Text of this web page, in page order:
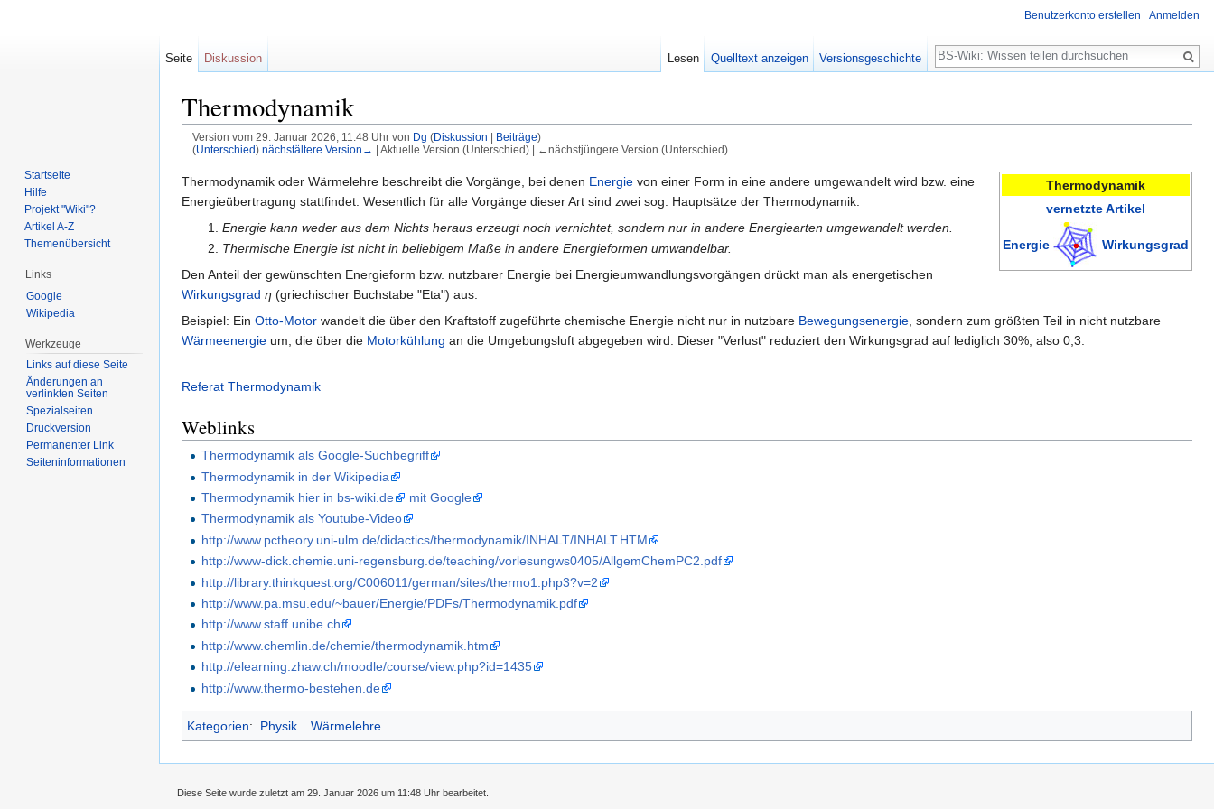
Thermodynamik
Version vom 29. Januar 2026, 11:48 Uhr von Dg (Diskussion Beiträge)
(Unterschied) nächstältere Version→ | Aktuelle Version (Unterschied) | ←nächstjüngere Version (Unterschied)
Thermodynamik
vernetzte Artikel
Energie Wirkungsgrad
Thermodynamik oder Wärmelehre beschreibt die Vorgänge, bei denen Energie von einer Form in eine andere umgewandelt wird bzw. eine
Energieübertragung stattfindet. Wesentlich für alle Vorgänge dieser Art sind zwei sog. Hauptsätze der Thermodynamik:
Energie kann weder aus dem Nichts heraus erzeugt noch vernichtet, sondern nur in andere Energiearten umgewandelt werden.
Thermische Energie ist nicht in beliebigem Maße in andere Energieformen umwandelbar.
Den Anteil der gewünschten Energieform bzw. nutzbarer Energie bei Energieumwandlungsvorgängen drückt man als energetischen
Wirkungsgrad η (griechischer Buchstabe "Eta") aus.
Beispiel: Ein Otto-Motor wandelt die über den Kraftstoff zugeführte chemische Energie nicht nur in nutzbare Bewegungsenergie , sondern zum größten Teil in nicht nutzbare
Wärmeenergie um, die über die Motorkühlung an die Umgebungsluft abgegeben wird. Dieser "Verlust" reduziert den Wirkungsgrad auf lediglich 30%, also 0,3.
Referat Thermodynamik
Weblinks
Thermodynamik als Google-Suchbegriff
Thermodynamik in der Wikipedia
Thermodynamik hier in bs-wiki.de
mit Google
Thermodynamik als Youtube-Video
http://www.pctheory.uni-ulm.de/didactics/thermodynamik/INHALT/INHALT.HTM
http://www-dick.chemie.uni-regensburg.de/teaching/vorlesungws0405/AllgemChemPC2.pdf
http://library.thinkquest.org/C006011/german/sites/thermo1.php3?v=2
http://www.pa.msu.edu/~bauer/Energie/PDFs/Thermodynamik.pdf
http://www.staff.unibe.ch
http://www.chemlin.de/chemie/thermodynamik.htm
http://elearning.zhaw.ch/moodle/course/view.php?id=1435
http://www.thermo-bestehen.de
Kategorien: Physik Wärmelehre
Benutzerkonto erstellen Anmelden
Seite Diskussion Lesen Quelltext anzeigen Versionsgeschichte
Suche
Startseite
Hilfe
Projekt "Wiki"?
Artikel A-Z
Themenübersicht
Links
Google
Wikipedia
Werkzeuge
Links auf diese Seite
Änderungen an
verlinkten Seiten
Spezialseiten
Druckversion
Permanenter Link
Seiten­informationen
Diese Seite wurde zuletzt am 29. Januar 2026 um 11:48 Uhr bearbeitet.